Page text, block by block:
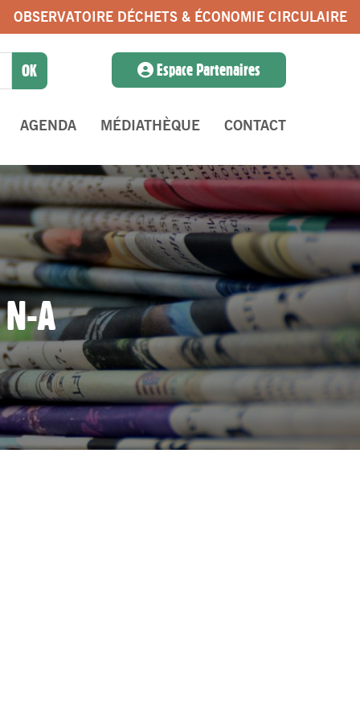
OBSERVATOIRE DÉCHETS & ÉCONOMIE CIRCULAIRE
Espace Partenaires
AGENDA MÉDIATHÈQUE CONTACT
N-A